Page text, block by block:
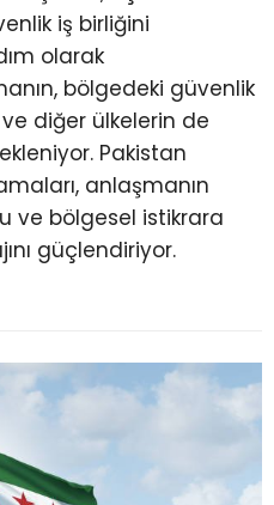
iş birliğini
olarak
bölgedeki güvenlik
diğer ülkelerin de
Pakistan
anlaşmanın
ve bölgesel istikrara
güçlendiriyor.